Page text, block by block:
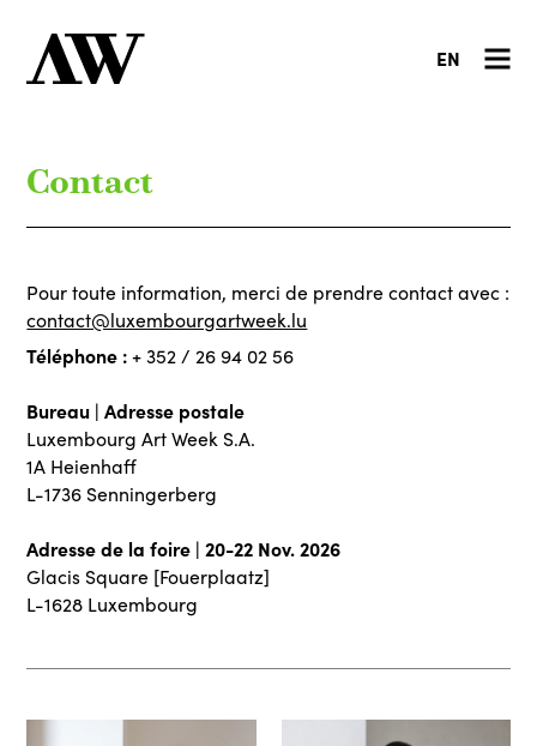
EN
Contact
Pour toute information, merci de prendre contact avec :
contact@luxembourgartweek.lu
Téléphone :+ 352 / 26 94 02 56
Bureau | Adresse postale
Luxembourg Art Week S.A.
1A Heienhaff
L-1736 Senningerberg
Adresse de la foire | 20-22 Nov. 2026
Glacis Square [Fouerplaatz]
L-1628 Luxembourg